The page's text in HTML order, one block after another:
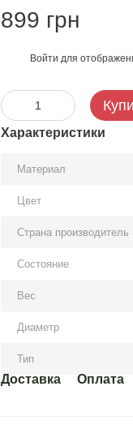
899 грн
Войти для
Характеристики
Материал
Цвет
Страна производитель
Состояние
Вес
Диаметр
Тип
Доставка Оплата